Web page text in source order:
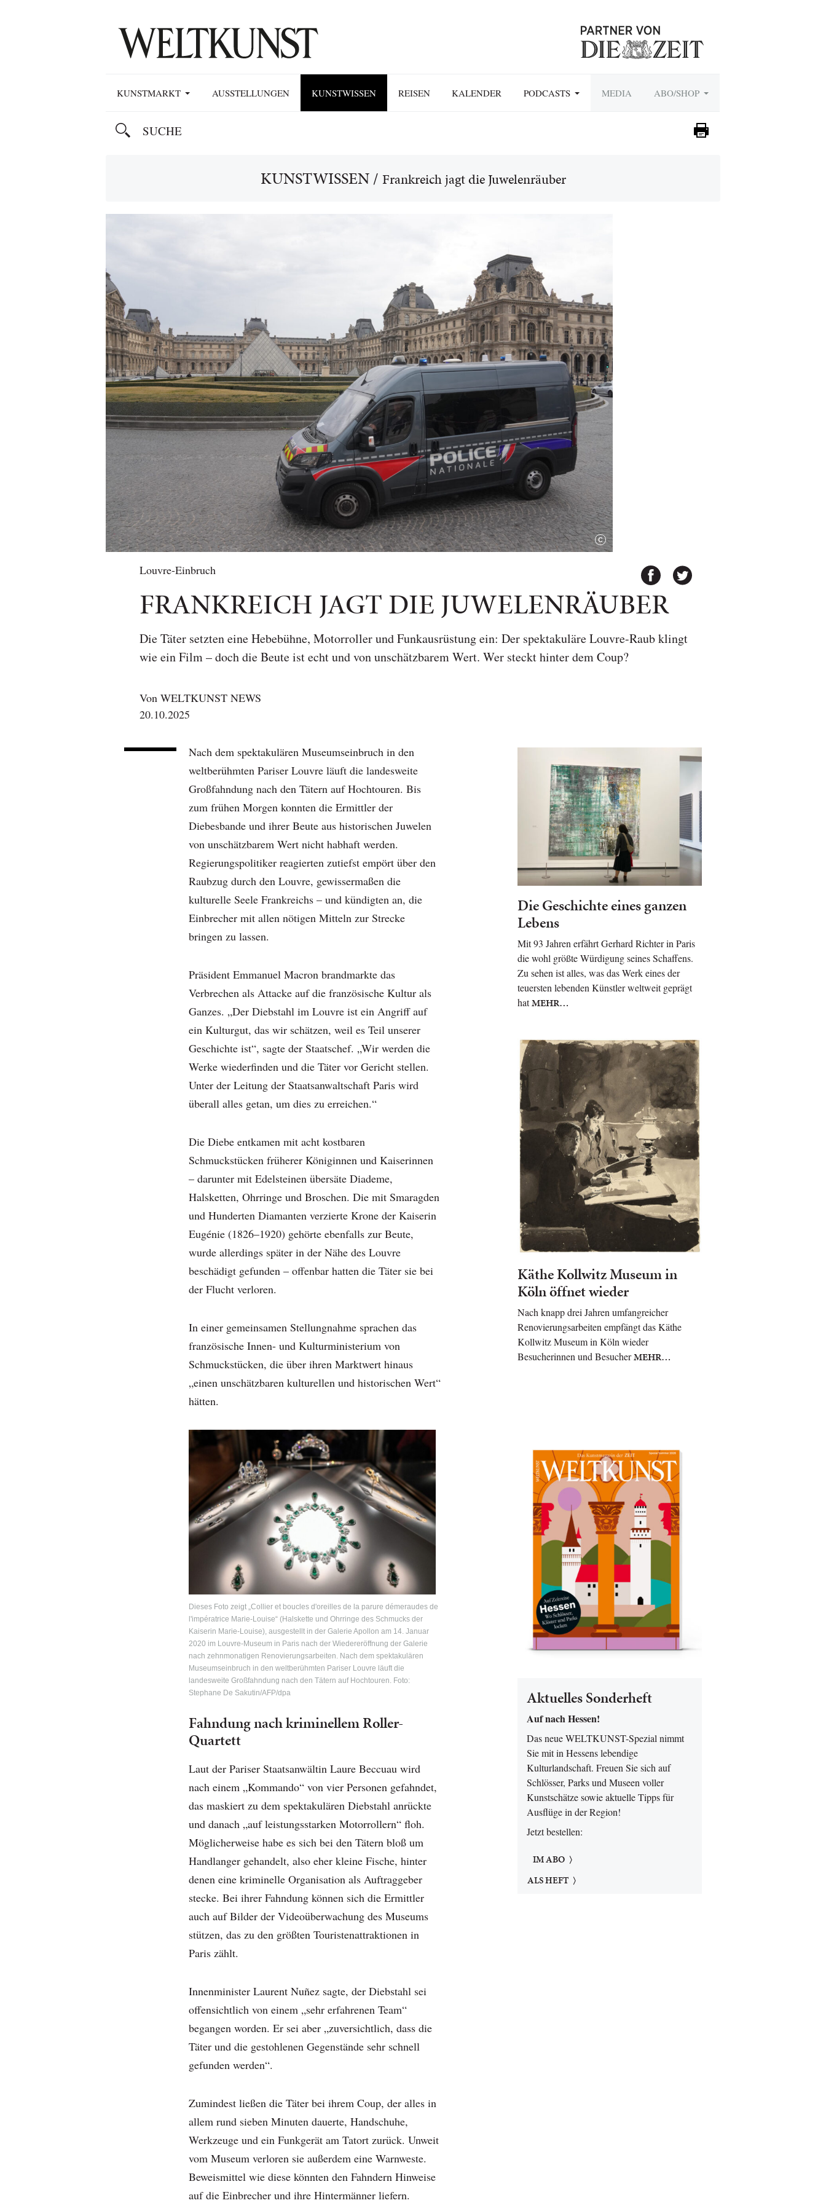
KUNSTMARKT AUSSTELLUNGEN KUNSTWISSEN REISEN KALENDER PODCASTS MEDIA ABO/SHOP
KUNSTWISSEN/ Frankreich jagt die Juwelenräuber
Louvre-Einbruch
FRANKREICH JAGT DIE JUWELENRÄUBER
Die Täter setzten eine Hebebühne, Motorroller und Funkausrüstung ein: Der spektakuläre Louvre-Raub klingt
wie ein Film – doch die Beute ist echt und von unschätzbarem Wert. Wer steckt hinter dem Coup?
Von WELTKUNST NEWS
20.10.2025
Nach dem spektakulären Museumseinbruch in den
weltberühmten Pariser Louvre läuft die landesweite
Großfahndung nach den Tätern auf Hochtouren. Bis
zum frühen Morgen konnten die Ermittler der
Diebesbande und ihrer Beute aus historischen Juwelen
von unschätzbarem Wert nicht habhaft werden.
Regierungspolitiker reagierten zutiefst empört über den
Raubzug durch den Louvre, gewissermaßen die
kulturelle Seele Frankreichs – und kündigten an, die
Einbrecher mit allen nötigen Mitteln zur Strecke
bringen zu lassen.
Präsident Emmanuel Macron brandmarkte das
Verbrechen als Attacke auf die französische Kultur als
Ganzes. „Der Diebstahl im Louvre ist ein Angriff auf
ein Kulturgut, das wir schätzen, weil es Teil unserer
Geschichte ist“, sagte der Staatschef. „Wir werden die
Werke wiederfinden und die Täter vor Gericht stellen.
Unter der Leitung der Staatsanwaltschaft Paris wird
überall alles getan, um dies zu erreichen.“
Die Diebe entkamen mit acht kostbaren
Schmuckstücken früherer Königinnen und Kaiserinnen
– darunter mit Edelsteinen übersäte Diademe,
Halsketten, Ohrringe und Broschen. Die mit Smaragden
und Hunderten Diamanten verzierte Krone der Kaiserin
Eugénie (1826–1920) gehörte ebenfalls zur Beute,
wurde allerdings später in der Nähe des Louvre
beschädigt gefunden – offenbar hatten die Täter sie bei
der Flucht verloren.
In einer gemeinsamen Stellungnahme sprachen das
französische Innen- und Kulturministerium von
Schmuckstücken, die über ihren Marktwert hinaus
„einen unschätzbaren kulturellen und historischen Wert“
hätten.
Dieses Foto zeigt „Collier et boucles d'oreilles de la parure démeraudes de
l'impératrice Marie-Louise“ (Halskette und Ohrringe des Schmucks der
Kaiserin Marie-Louise), ausgestellt in der Galerie Apollon am 14. Januar
2020 im Louvre-Museum in Paris nach der Wiedereröffnung der Galerie
nach zehnmonatigen Renovierungsarbeiten. Nach dem spektakulären
Museumseinbruch in den weltberühmten Pariser Louvre läuft die
landesweite Großfahndung nach den Tätern auf Hochtouren. Foto:
Stephane De Sakutin/AFP/dpa
Fahndung nach kriminellem Roller-
Quartett
Laut der Pariser Staatsanwältin Laure Beccuau wird
nach einem „Kommando“ von vier Personen gefahndet,
das maskiert zu dem spektakulären Diebstahl anrückte
und danach „auf leistungsstarken Motorrollern“ floh.
Möglicherweise habe es sich bei den Tätern bloß um
Handlanger gehandelt, also eher kleine Fische, hinter
denen eine kriminelle Organisation als Auftraggeber
stecke. Bei ihrer Fahndung können sich die Ermittler
auch auf Bilder der Videoüberwachung des Museums
stützen, das zu den größten Touristenattraktionen in
Paris zählt.
Innenminister Laurent Nuñez sagte, der Diebstahl sei
offensichtlich von einem „sehr erfahrenen Team“
begangen worden. Er sei aber „zuversichtlich, dass die
Täter und die gestohlenen Gegenstände sehr schnell
gefunden werden“.
Zumindest ließen die Täter bei ihrem Coup, der alles in
allem rund sieben Minuten dauerte, Handschuhe,
Werkzeuge und ein Funkgerät am Tatort zurück. Unweit
vom Museum verloren sie außerdem eine Warnweste.
Beweismittel wie diese könnten den Fahndern Hinweise
auf die Einbrecher und ihre Hintermänner liefern.
Die Geschichte eines ganzen
Lebens
Mit 93 Jahren erfährt Gerhard Richter in Paris
die wohl größte Würdigung seines Schaffens.
Zu sehen ist alles, was das Werk eines der
teuersten lebenden Künstler weltweit geprägt
hatMEHR…
Käthe Kollwitz Museum in
Köln öffnet wieder
Nach knapp drei Jahren umfangreicher
Renovierungsarbeiten empfängt das Käthe
Kollwitz Museum in Köln wieder
Besucherinnen und BesucherMEHR…
Aktuelles Sonderheft
Auf nach Hessen!
Das neue WELTKUNST-Spezial nimmt
Sie mit in Hessens lebendige
Kulturlandschaft. Freuen Sie sich auf
Schlösser, Parks und Museen voller
Kunstschätze sowie aktuelle Tipps für
Ausflüge in der Region!
Jetzt bestellen:
IM ABO
ALS HEFT